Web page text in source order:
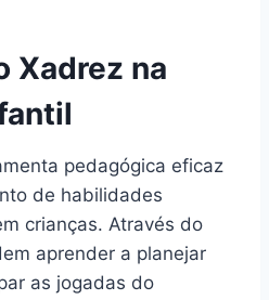
Xadrez na
pedagógica eficaz
de habilidades
crianças. Através do
aprender a planejar
as jogadas do